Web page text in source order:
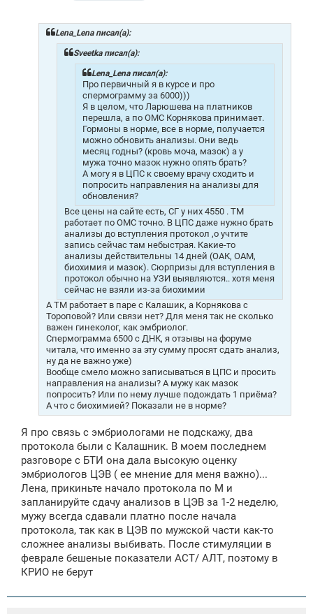
Lena_Lena писал(а):
Sveetka писал(а):
Lena_Lena писал(а):
Про первичный я в курсе и про
спермограмму за 6000)))
Я в целом, что Ларюшева на платников
перешла, а по ОМС Корнякова принимает.
Гормоны в норме, все в норме, получается
можно обновить анализы. Они ведь
месяц годны? (кровь моча, мазок) а у
мужа точно мазок нужно опять брать?
А могу я в ЦПС к своему врачу сходить и
попросить направления на анализы для
обновления?
Все цены на сайте есть, СГ у них 4550 . ТМ
работает по ОМС точно. В ЦПС даже нужно брать
анализы до вступления протокол ,о учтите
запись сейчас там небыстрая. Какие-то
анализы действительны 14 дней (ОАК, ОАМ,
биохимия и мазок). Сюрпризы для вступления в
протокол обычно на УЗИ выявляются.. хотя меня
сейчас не взяли из-за биохимии
А ТМ работает в паре с Калашик, а Корнякова с
Тороповой? Или связи нет? Для меня так не сколько
важен гинеколог, как эмбриолог.
Спермограмма 6500 с ДНК, я отзывы на форуме
читала, что именно за эту сумму просят сдать анализ,
ну да не важно уже)
Вообще смело можно записываться в ЦПС и просить
направления на анализы? А мужу как мазок
попросить? Или по нему лучше подождать 1 приёма?
А что с биохимией? Показали не в норме?
Я про связь с эмбриологами не подскажу, два
протокола были с Калашник. В моем последнем
разговоре с БТИ она дала высокую оценку
эмбриологов ЦЭВ ( ее мнение для меня важно)...
Лена, прикиньте начало протокола по М и
запланируйте сдачу анализов в ЦЭВ за 1-2 неделю,
мужу всегда сдавали платно после начала
протокола, так как в ЦЭВ по мужской части как-то
сложнее анализы выбивать. После стимуляции в
феврале бешеные показатели АСТ/ АЛТ, поэтому в
КРИО не берут